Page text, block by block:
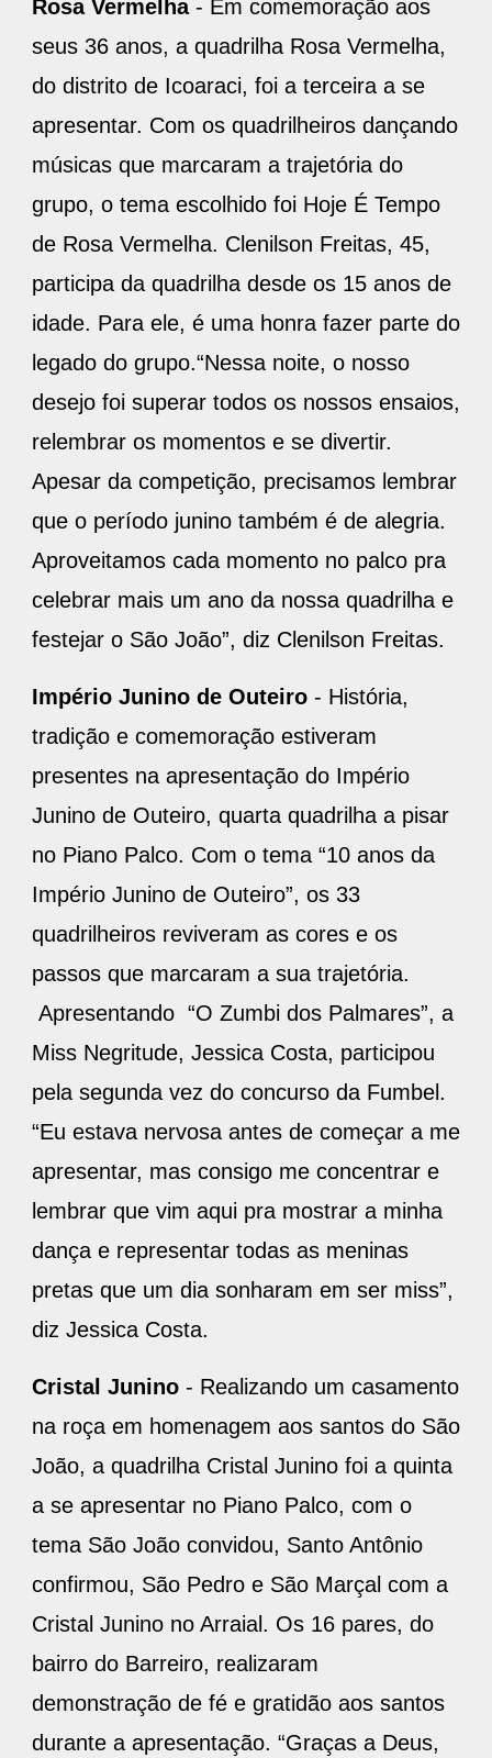
Rosa Vermelha - Em comemoração aos
seus 36 anos, a quadrilha Rosa Vermelha,
do distrito de Icoaraci, foi a terceira a se
apresentar. Com os quadrilheiros dançando
músicas que marcaram a trajetória do
grupo, o tema escolhido foi Hoje É Tempo
de Rosa Vermelha. Clenilson Freitas, 45,
participa da quadrilha desde os 15 anos de
idade. Para ele, é uma honra fazer parte do
legado do grupo.“Nessa noite, o nosso
desejo foi superar todos os nossos ensaios,
relembrar os momentos e se divertir.
Apesar da competição, precisamos lembrar
que o período junino também é de alegria.
Aproveitamos cada momento no palco pra
celebrar mais um ano da nossa quadrilha e
festejar o São João”, diz Clenilson Freitas.
Império Junino de Outeiro - História,
tradição e comemoração estiveram
presentes na apresentação do Império
Junino de Outeiro, quarta quadrilha a pisar
no Piano Palco. Com o tema “10 anos da
Império Junino de Outeiro”, os 33
quadrilheiros reviveram as cores e os
passos que marcaram a sua trajetória.
Apresentando “O Zumbi dos Palmares”, a
Miss Negritude, Jessica Costa, participou
pela segunda vez do concurso da Fumbel.
“Eu estava nervosa antes de começar a me
apresentar, mas consigo me concentrar e
lembrar que vim aqui pra mostrar a minha
dança e representar todas as meninas
pretas que um dia sonharam em ser miss”,
diz Jessica Costa.
Cristal Junino - Realizando um casamento
na roça em homenagem aos santos do São
João, a quadrilha Cristal Junino foi a quinta
a se apresentar no Piano Palco, com o
tema São João convidou, Santo Antônio
confirmou, São Pedro e São Marçal com a
Cristal Junino no Arraial. Os 16 pares, do
bairro do Barreiro, realizaram
demonstração de fé e gratidão aos santos
durante a apresentação. “Graças a Deus,